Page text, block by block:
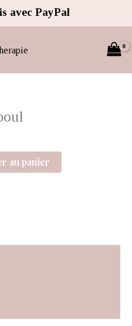
avec PayPal
au panier